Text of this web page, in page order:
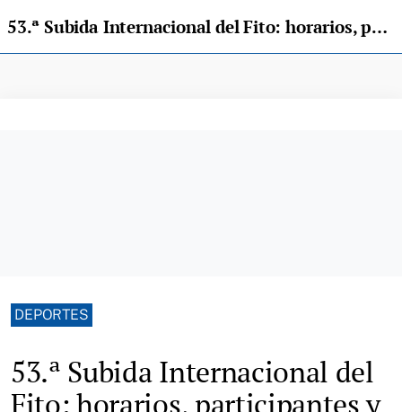
53.ª Subida Internacional del Fito: horarios, participantes y cómo ver la prueba
DEPORTES
53.ª Subida Internacional del
Fito: horarios, participantes y